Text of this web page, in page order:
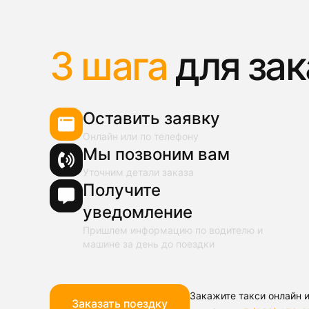
3 шага для
Оставить заявку
Онлайн или по телефону
Мы позвоним вам
Уточним детали заказа
Получите
уведомление
Пришлем информацию по водителю и
машине за день до поездки
Заказать поездку
Закажите такси онлайн